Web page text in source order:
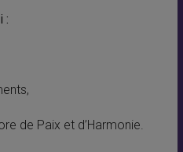
:
de Paix et d’Harmonie.